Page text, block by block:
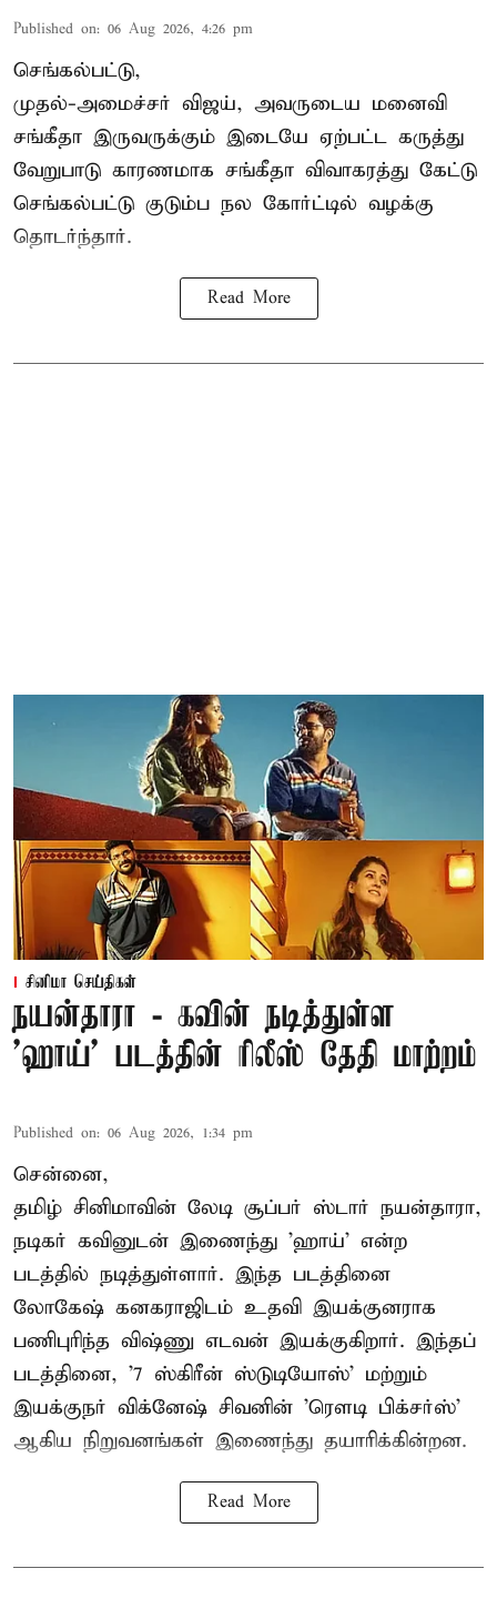
Published on: 06 Aug 2026, 4:26 pm
செங்கல்பட்டு,
முதல்-அமைச்சர் விஜய், அவருடைய மனைவி
சங்கீதா இருவருக்கும் இடையே ஏற்பட்ட கருத்து
வேறுபாடு காரணமாக சங்கீதா விவாகரத்து கேட்டு
செங்கல்பட்டு குடும்ப நல கோர்ட்டில் வழக்கு
தொடர்ந்தார்.
Read More
சினிமா செய்திகள்
நயன்தாரா - கவின் நடித்துள்ள
'ஹாய்' படத்தின் ரிலீஸ் தேதி மாற்றம்
Published on: 06 Aug 2026, 1:34 pm
சென்னை,
தமிழ் சினிமாவின் லேடி சூப்பர் ஸ்டார் நயன்தாரா,
நடிகர் கவினுடன் இணைந்து 'ஹாய்' என்ற
படத்தில் நடித்துள்ளார். இந்த படத்தினை
லோகேஷ் கனகராஜிடம் உதவி இயக்குனராக
பணிபுரிந்த விஷ்ணு எடவன் இயக்குகிறார். இந்தப்
படத்தினை, '7 ஸ்கிரீன் ஸ்டுடியோஸ்' மற்றும்
இயக்குநர் விக்னேஷ் சிவனின் 'ரௌடி பிக்சர்ஸ்'
ஆகிய நிறுவனங்கள் இணைந்து தயாரிக்கின்றன.
Read More